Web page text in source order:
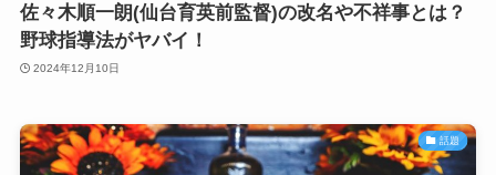
佐々木順一朗(仙台育英前監督)の改名や不祥事とは？
野球指導法がヤバイ！
2024年12月10日
話題